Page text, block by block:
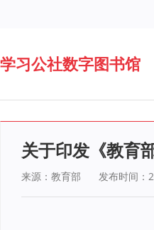
学习公社数字图书馆
关于印发《教育
来源：教育部 发布时间：